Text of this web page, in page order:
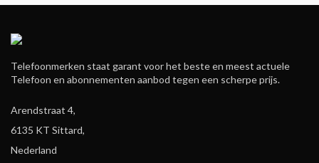
Telefoonmerken staat garant voor het beste en meest actuele
Telefoon en abonnementen aanbod tegen een scherpe prijs.
Arendstraat 4,
6135 KT Sittard,
Nederland